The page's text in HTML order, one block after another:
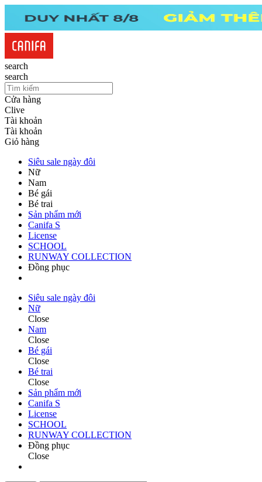
search
search
Cửa hàng
Clive
Tài khoản
Tài khoản
Giỏ hàng
Siêu sale ngày đôi
Nữ
Nam
Bé gái
Bé trai
Sản phẩm mới
Canifa S
License
SCHOOL
RUNWAY COLLECTION
Đồng phục
Siêu sale ngày đôi
Nữ
Close
Nam
Close
Bé gái
Close
Bé trai
Close
Sản phẩm mới
Canifa S
License
SCHOOL
RUNWAY COLLECTION
Đồng phục
Close